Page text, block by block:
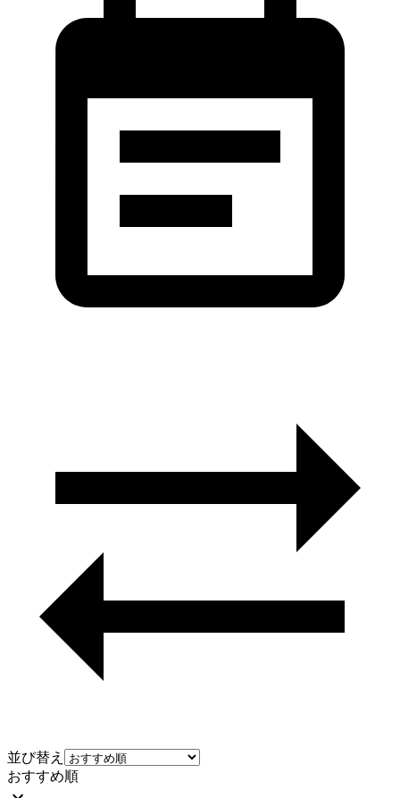
並び替え
おすすめ順